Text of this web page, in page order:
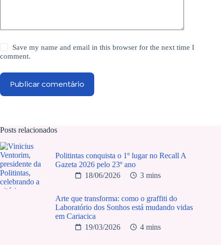
Save my name and email in this browser for the next time I
comment.
Publicar comentário
Posts relacionados
Politintas conquista o 1º lugar no Recall A
Gazeta 2026 pelo 23º ano
18/06/2026
3 mins
Arte que transforma: como o graffiti do
Laboratório dos Sonhos está mudando vidas
em Cariacica
19/03/2026
4 mins